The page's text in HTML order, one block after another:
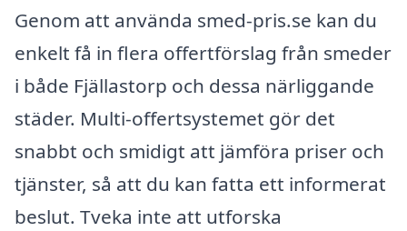
Genom att använda smed-pris.se kan du
enkelt få in flera offertförslag från smeder
i både Fjällastorp och dessa närliggande
städer. Multi-offertsystemet gör det
snabbt och smidigt att jämföra priser och
tjänster, så att du kan fatta ett informerat
beslut. Tveka inte att utforska